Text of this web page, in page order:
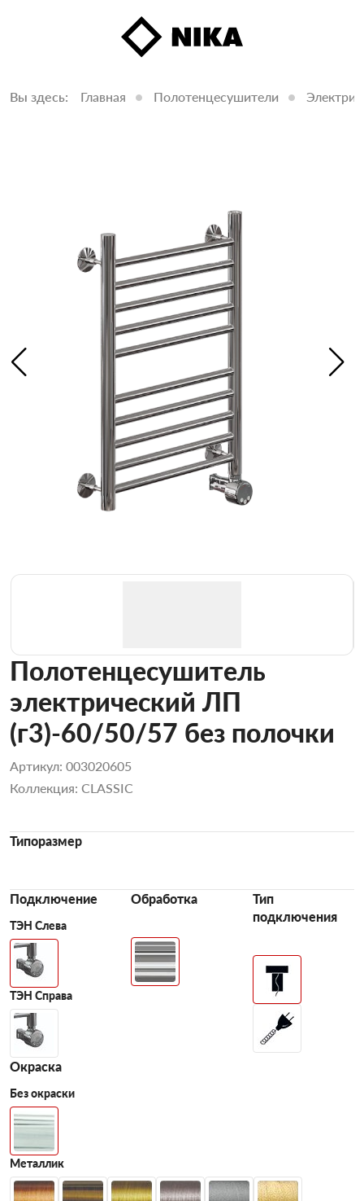
Вы здесь: Главная Полотенцесушители
Полотенцесушитель
электрический ЛП
(г3)-60/50/57 без полочки
Артикул: 003020605
Коллекция: CLASSIC
Типоразмер
Подключение
ТЭН Слева
ТЭН Справа
Обработка
Тип
подключения
Окраска
Без окраски
Металлик